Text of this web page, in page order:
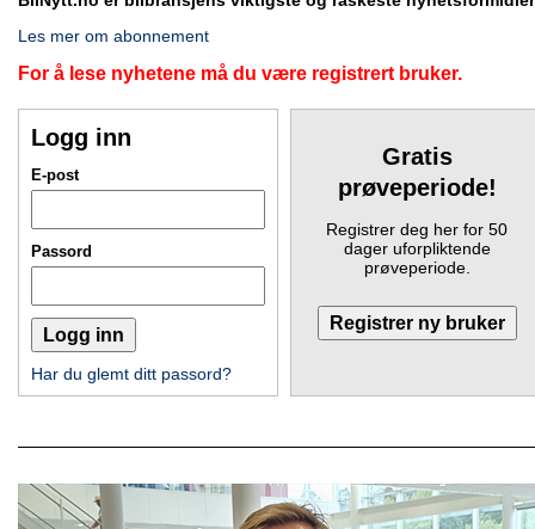
Les mer om abonnement
For å lese nyhetene må du være registrert bruker.
Logg inn
E-post
Passord
Har du glemt ditt passord?
Gratis
prøveperiode!
Registrer deg her for 50
dager uforpliktende
prøveperiode.